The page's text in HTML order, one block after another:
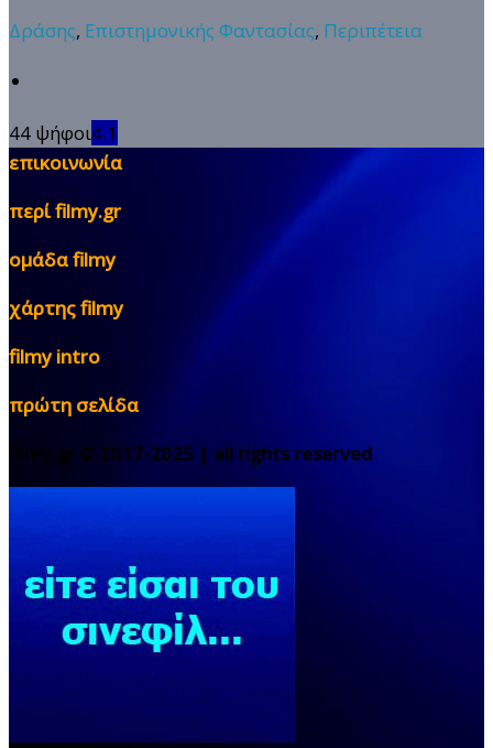
Δράσης, Επιστημονικής Φαντασίας, Περιπέτεια
44 ψήφοι4.1
επικοινωνία
περί filmy.gr
ομάδα filmy
χάρτης filmy
filmy intro
πρώτη σελίδα
filmy.gr © 2017-2025 | all rights reserved